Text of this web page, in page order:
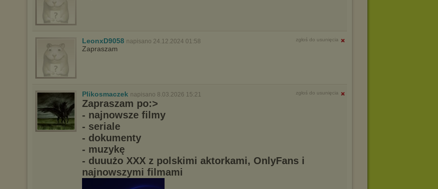
LeonxD9058 napisano 24.12.2024 01:58 zgłoś do usunięcia
Zapraszam
Plikosmaczek napisano 8.03.2026 15:21 zgłoś do usunięcia
Zapraszam po:>
- najnowsze filmy
- seriale
- dokumenty
- muzykę
- duuużo XXX z polskimi aktorkami, OnlyFans i
najnowszymi filmami